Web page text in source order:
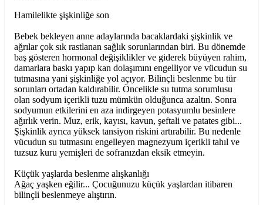
Hamilelikte şişkinliğe son
Bebek bekleyen anne adaylarında bacaklardaki şişkinlik ve
ağrılar çok sık rastlanan sağlık sorunlarından biri. Bu dönemde
baş gösteren hormonal değişiklikler ve giderek büyüyen rahim,
damarlara baskı yapıp kan dolaşımını engelliyor ve vücudun su
tutmasına yani şişkinliğe yol açıyor. Bilinçli beslenme bu tür
sorunları ortadan kaldırabilir. Öncelikle su tutma sorumlusu
olan sodyum içerikli tuzu mümkün olduğunca azaltın. Sonra
sodyumun etkilerini en aza indirgeyen potasyumlu besinlere
ağırlık verin. Muz, erik, kayısı, kavun, şeftali ve patates gibi...
Şişkinlik ayrıca yüksek tansiyon riskini artırabilir. Bu nedenle
vücudun su tutmasını engelleyen magnezyum içerikli tahıl ve
tuzsuz kuru yemişleri de sofranızdan eksik etmeyin.
Küçük yaşlarda beslenme alışkanlığı
Ağaç yaşken eğilir... Çocuğunuzu küçük yaşlardan itibaren
bilinçli beslenmeye alıştırın.